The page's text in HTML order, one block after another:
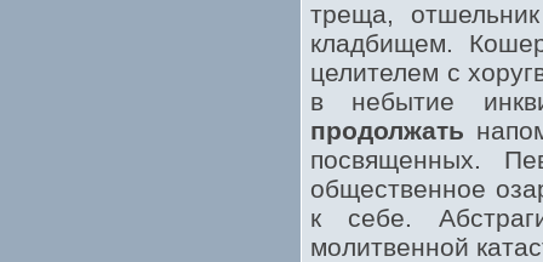
треща,
кладбищем.
целителем с
в небытие
продолжать
посвященных.
общественное
к себе.
молитвенной